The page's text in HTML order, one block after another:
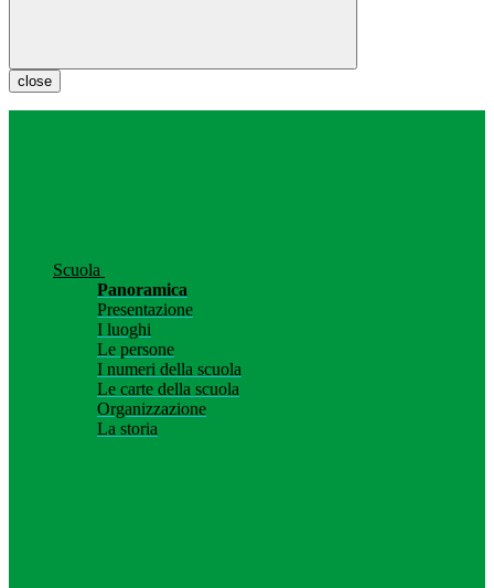
close
Scuola
Panoramica
Presentazione
I luoghi
Le persone
I numeri della scuola
Le carte della scuola
Organizzazione
La storia